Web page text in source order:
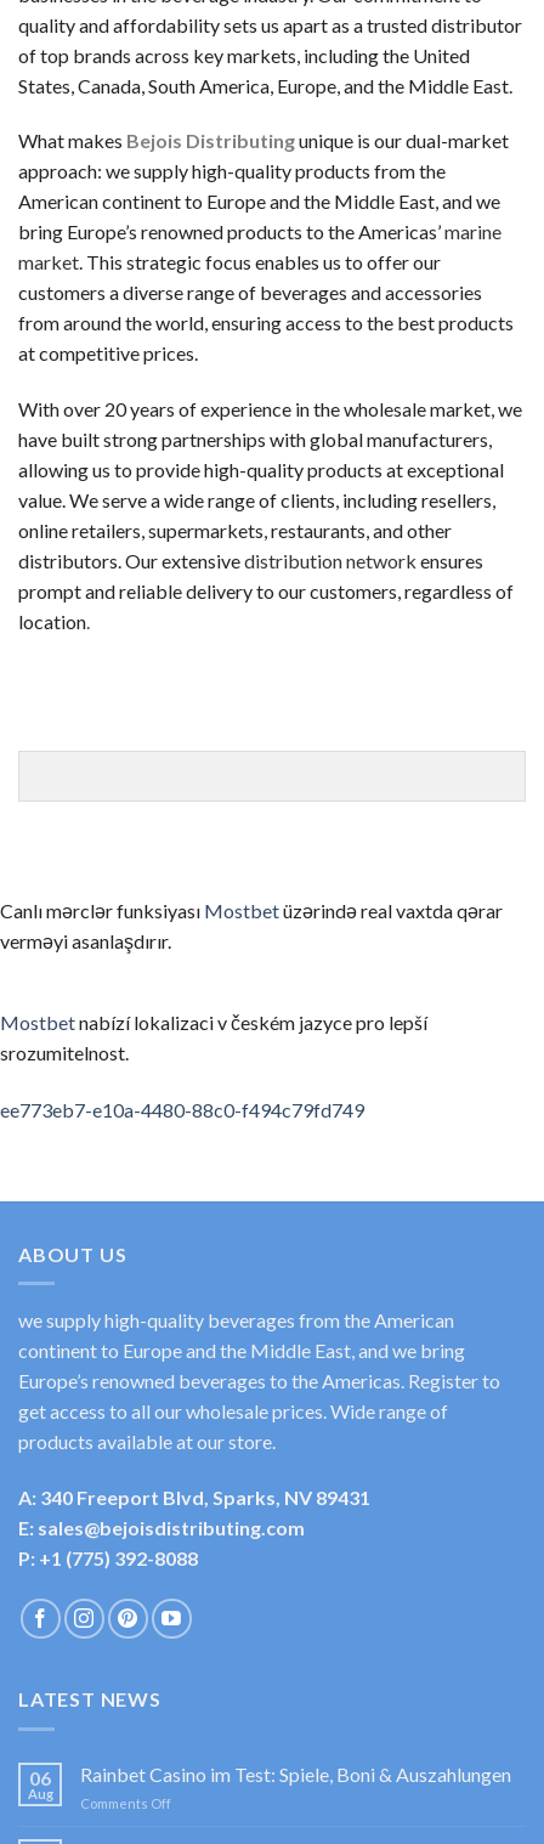
quality and affordability sets us apart as a trusted distributor
of top brands across key markets, including the United
States, Canada, South America, Europe, and the Middle East.
What makes Bejois Distributingunique is our dual-market
approach: we supply high-quality products from the
American continent to Europe and the Middle East, and we
bring Europe’s renowned products to the Americas’marine
market. This strategic focus enables us to offer our
customers a diverse range of beverages and accessories
from around the world, ensuring access to the best products
at competitive prices.
With over 20 years of experience in the wholesale market, we
have built strong partnerships with global manufacturers,
allowing us to provide high-quality products at exceptional
value. We serve a wide range of clients, including resellers,
online retailers, supermarkets, restaurants, and other
distributors. Our extensivedistribution network ensures
prompt and reliable delivery to our customers, regardless of
location.
Canlı mərclər funksiyası Mostbetüzərində real vaxtda qərar
verməyi asanlaşdırır.
Mostbetnabízí lokalizaci v českém jazyce pro lepší
srozumitelnost.
spinempire online casino
valor bet app
ee773eb7-e10a-4480-88c0-f494c79fd749
マッチベター
カジノ特典の種類
ラッキーTAROが紹介するカジノには、いろいろなボーナス
ノーデポジットボーナス
新規登録するだけで、入金不要でもらえるボーナスです。
ウェルカムボーナス（デポジット特典）
最初の入金時に一般的に提供されるボーナスです。チャー
スピンボーナス
キャッシュバックボーナス
失敗した場合でも、損失の一部が戻ってくるオファーです
VIP・ハイローラー・ハイローラー
大量プレイヤーや常連客プレイヤー向けのスペシャルボー
初めての人が陥りやすい5つのミス
オンラインカジノは娯楽です。一部のプレイヤーは継続的
ゲームを理解せずにリアルマネーで始める
ライセンスのない、あるいは評判の悪いカジノを選ぶと、出
利用規約・ボーナス条件を読まない
ABOUT US
we supply high-quality beverages from the American
continent to Europe and the Middle East, and we bring
Europe’s renowned beverages to the Americas. Register to
get access to all our wholesale prices. Wide range of
products available at our store.
A: 340 Freeport Blvd, Sparks, NV 89431
E: sales@bejoisdistributing.com
P: +1 (775) 392-8088
LATEST NEWS
06
Aug
Rainbet Casino im Test: Spiele, Boni & Auszahlungen
Comments Offon